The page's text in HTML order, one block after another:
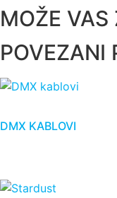
MOŽE VAS
POVEZANI
DMX KABLOVI